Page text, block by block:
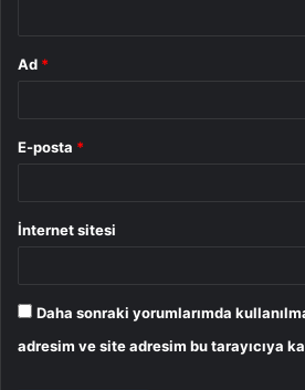
Ad *
E-posta *
İnternet sitesi
Daha sonraki yorumlarımda
adresim ve site adresim bu tarayıcıya